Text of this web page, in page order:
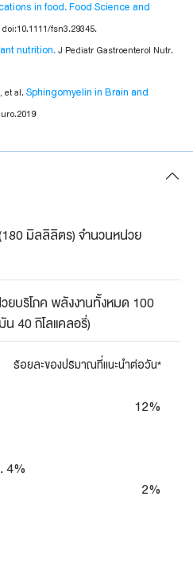
in food. Food Science and
fsn3.29345.
nutrition.J Pediatr Gastroenterol Nutr.
et al.Sphingomyelin in Brain and
มิลลิลิตร) จำนวนหน่วย
ยบริโภค พลังงานทั้งหมด 100
น 40 กิโลแคลอรี่)
ร้อยละของปริมาณที่แนะนำต่อวัน*
12%
4%
2%